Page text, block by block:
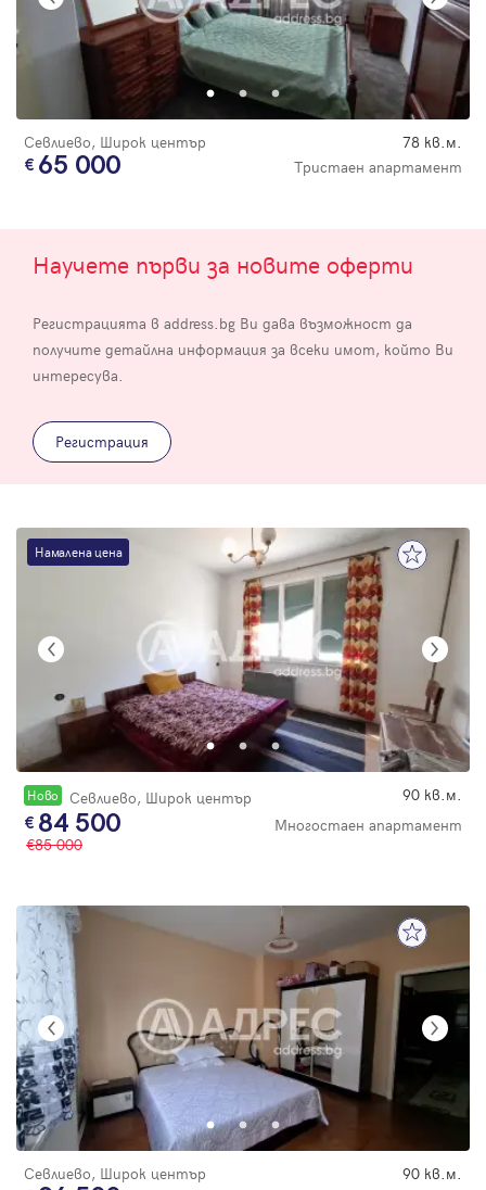
Севлиево, Широк център 78 кв.м.
65 000 Тристаен апартамент
Научете първи за новите оферти
Регистрацията в address.bg Ви дава възможност да
получите детайлна информация за всеки имот, който Ви
интересува.
Регистрация
Намалена цена
Новo Севлиево, Широк център 90 кв.м.
84 500
Многостаен апартамент
85 000
Севлиево, Широк център 90 кв.м.